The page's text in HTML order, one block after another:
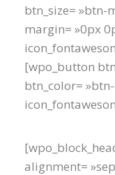
btn_size= »btn-
margin= »0px
[wpo_button
btn_color=
alignment=